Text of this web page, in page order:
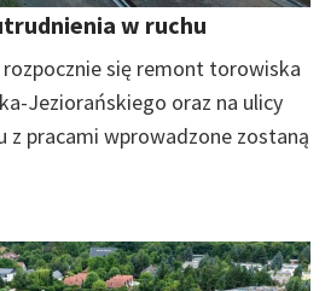
w ruchu
się remont torowiska
Jeziorańskiego oraz na ulicy
z pracami wprowadzone zostaną